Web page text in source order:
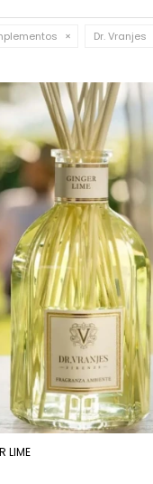
Dr. Vranjes
LIME